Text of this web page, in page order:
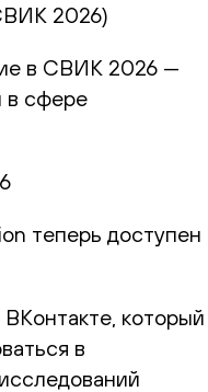
2026)
в СВИК 2026 —
в сфере
теперь доступен
который
в